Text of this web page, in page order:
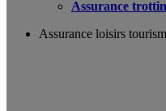
Assurance
Assurance loisirs